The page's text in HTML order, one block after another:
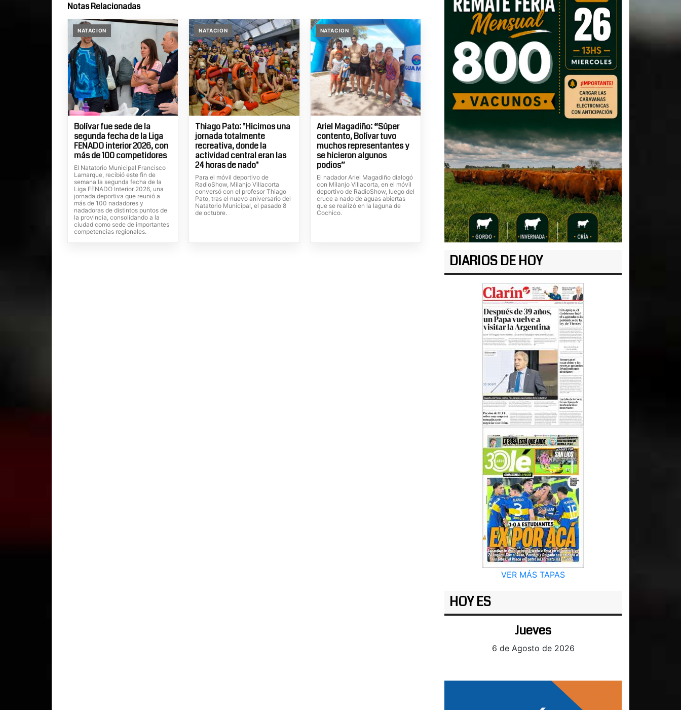
Notas Relacionadas
NATACION
Bolívar fue sede de la
segunda fecha de la Liga
FENADO interior 2026, con
más de 100 competidores
El Natatorio Municipal Francisco
Lamarque, recibió este fin de
semana la segunda fecha de la
Liga FENADO Interior 2026, una
jornada deportiva que reunió a
más de 100 nadadores y
nadadoras de distintos puntos de
la provincia, consolidando a la
ciudad como sede de importantes
competencias regionales.
NATACION
Thiago Pato: "Hicimos una
jornada totalmente
recreativa, donde la
actividad central eran las
24 horas de nado"
Para el móvil deportivo de
RadioShow, Milanjo Villacorta
conversó con el profesor Thiago
Pato, tras el nuevo aniversario del
Natatorio Municipal, el pasado 8
de octubre.
NATACION
Ariel Magadiño: “Súper
contento, Bolívar tuvo
muchos representantes y
se hicieron algunos
podios”
El nadador Ariel Magadiño dialogó
con Milanjo Villacorta, en el móvil
deportivo de RadioShow, luego del
cruce a nado de aguas abiertas
que se realizó en la laguna de
Cochico.
DIARIOS DE HOY
VER MÁS TAPAS
HOY ES
Jueves
6 de Agosto de 2026